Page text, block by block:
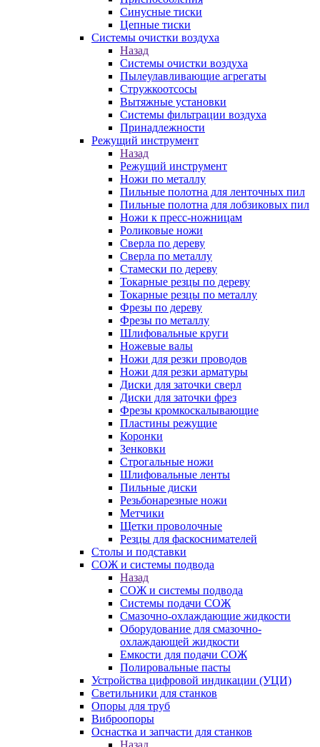
Синусные тиски
Цепные тиски
Системы очистки воздуха
Назад
Системы очистки воздуха
Пылеулавливающие агрегаты
Стружкоотсосы
Вытяжные установки
Системы фильтрации воздуха
Принадлежности
Режущий инструмент
Назад
Режущий инструмент
Ножи по металлу
Пильные полотна для ленточных пил
Пильные полотна для лобзиковых пил
Ножи к пресс-ножницам
Роликовые ножи
Сверла по дереву
Сверла по металлу
Стамески по дереву
Токарные резцы по дереву
Токарные резцы по металлу
Фрезы по дереву
Фрезы по металлу
Шлифовальные круги
Ножевые валы
Ножи для резки проводов
Ножи для резки арматуры
Диски для заточки сверл
Диски для заточки фрез
Фрезы кромкоскалывающие
Пластины режущие
Коронки
Зенковки
Строгальные ножи
Шлифовальные ленты
Пильные диски
Резьбонарезные ножи
Метчики
Щетки проволочные
Резцы для фаскоснимателей
Столы и подставки
СОЖ и системы подвода
Назад
СОЖ и системы подвода
Системы подачи СОЖ
Смазочно-охлаждающие жидкости
Оборудование для смазочно-
охлаждающей жидкости
Емкости для подачи СОЖ
Полировальные пасты
Устройства цифровой индикации (УЦИ)
Светильники для станков
Опоры для труб
Виброопоры
Оснастка и запчасти для станков
Назад